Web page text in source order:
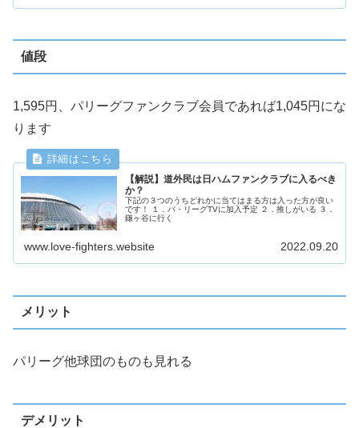
値段
1,595円、パリーグファンクラブ会員であれば1,045円にな
ります
【解説】道外民は日ハムファンクラブに入るべき
か？
下記の３つのうちどれかに当てはまる方は入った方が良い
です！ １．パ・リーグTVに加入予定 ２．推しがいる ３．
鎌ヶ谷に行く
www.love-fighters.website 2022.09.20
メリット
パリーグ他球団のものも見れる
デメリット